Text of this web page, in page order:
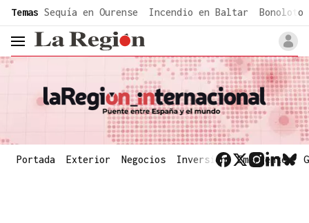
common.go-to-content
Temas Sequía en Ourense Incendio en Baltar Bonoloto
header.menu.open
Portada Exterior Negocios Inversión Emergentes